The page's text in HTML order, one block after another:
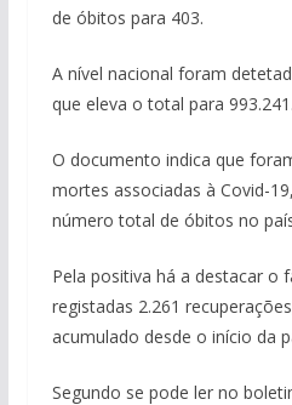
de óbitos para 403.
A nível nacional foram
que eleva o total para 993.241.
O documento indica que
mortes associadas à Covid-
número total de óbitos no
Pela positiva há a destacar o
registadas 2.261
acumulado desde o início da
Segundo se pode ler no